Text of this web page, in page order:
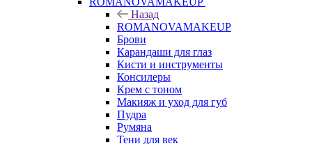
Назад
ROMANOVAMAKEUP
Брови
Карандаши для глаз
Кисти и инструменты
Консилеры
Крем с тоном
Макияж и уход для губ
Пудра
Румяна
Тени для век